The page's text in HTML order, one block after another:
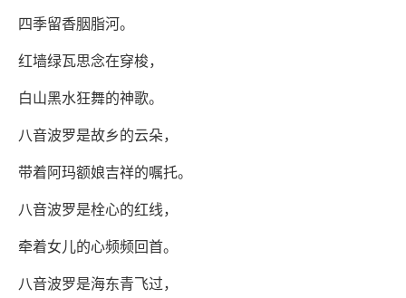
四季留香胭脂河。
红墙绿瓦思念在穿梭，
白山黑水狂舞的神歌。
八音波罗是故乡的云朵，
带着阿玛额娘吉祥的嘱托。
八音波罗是栓心的红线，
牵着女儿的心频频回首。
八音波罗是海东青飞过，